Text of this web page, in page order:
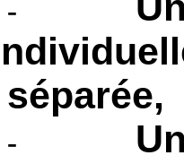
-
séparée,
-